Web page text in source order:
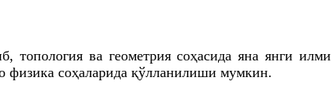
топология ва геометрия соҳасида яна янги
физика соҳаларида қўлланилиши мумкин.